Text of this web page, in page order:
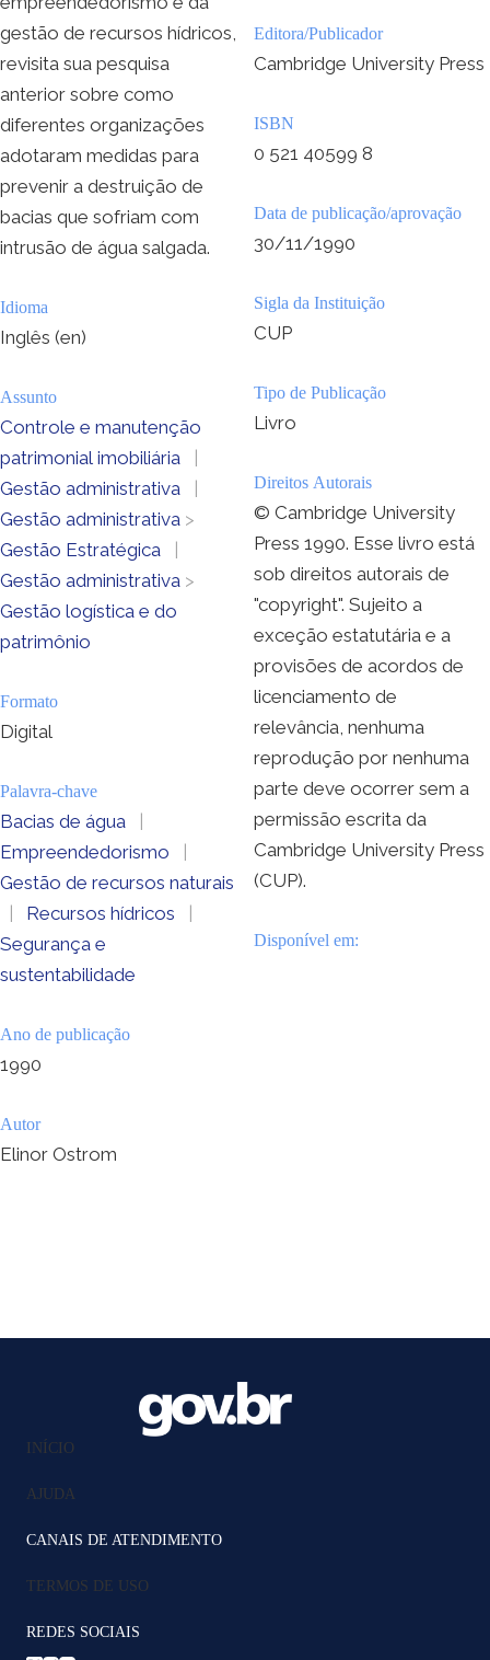
gestão de recursos hídricos,
revisita sua pesquisa
anterior sobre como
diferentes organizações
adotaram medidas para
prevenir a destruição de
bacias que sofriam com
intrusão de água salgada.
Idioma
Inglês (en)
Assunto
Controle e manutenção
patrimonial imobiliária
|
Gestão administrativa
|
Gestão administrativa >
Gestão Estratégica
|
Gestão administrativa >
Gestão logística e do
patrimônio
Formato
Digital
Palavra-chave
Bacias de água
|
Empreendedorismo
|
Gestão de recursos naturais
|
Recursos hídricos
|
Segurança e
sustentabilidade
Ano de publicação
1990
Autor
Elinor Ostrom
Editora/Publicador
Cambridge University Press
ISBN
0 521 40599 8
Data de publicação/aprovação
30/11/1990
Sigla da Instituição
CUP
Tipo de Publicação
Livro
Direitos Autorais
© Cambridge University
Press 1990. Esse livro está
sob direitos autorais de
"copyright". Sujeito a
exceção estatutária e a
provisões de acordos de
licenciamento de
relevância, nenhuma
reprodução por nenhuma
parte deve ocorrer sem a
permissão escrita da
Cambridge University Press
(CUP).
Disponível em:
INÍCIO
AJUDA
CANAIS DE ATENDIMENTO
TERMOS DE USO
REDES SOCIAIS